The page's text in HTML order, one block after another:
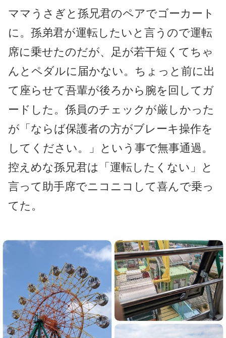
ママうさぎと孫兄君のペアでゴーカート
に。孫弟君が運転したいと言うので運転
席に乗せたのだが、足が若干短くてちゃ
んとペダルに届かない。ちょっと前に出
て座らせて吾輩が後ろから腕を回してガ
ードした。係員のチェックが厳しかった
が「ならば保護者の方がブレーキ操作を
してください。」という事で無事通過。
控えめな孫兄君は「運転したくない」と
言って助手席でニコニコして喜んで乗っ
てた。